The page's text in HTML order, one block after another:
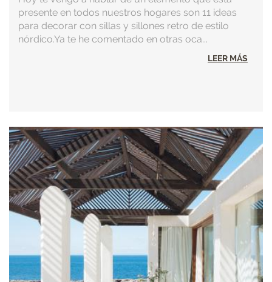
presente en todos nuestros hogares son 11 ideas
para decorar con sillas y sillones retro de estilo
nórdico.Ya te he comentado en otras oca...
LEER MÁS